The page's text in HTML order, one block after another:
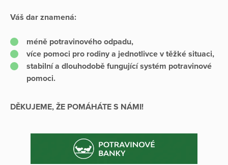
Váš dar znamená:
méně potravinového odpadu,
více pomoci pro rodiny a jednotlivce v těžké situaci,
stabilní a dlouhodobě fungující systém potravinové
pomoci.
DĚKUJEME, ŽE POMÁHÁTE S NÁMI!